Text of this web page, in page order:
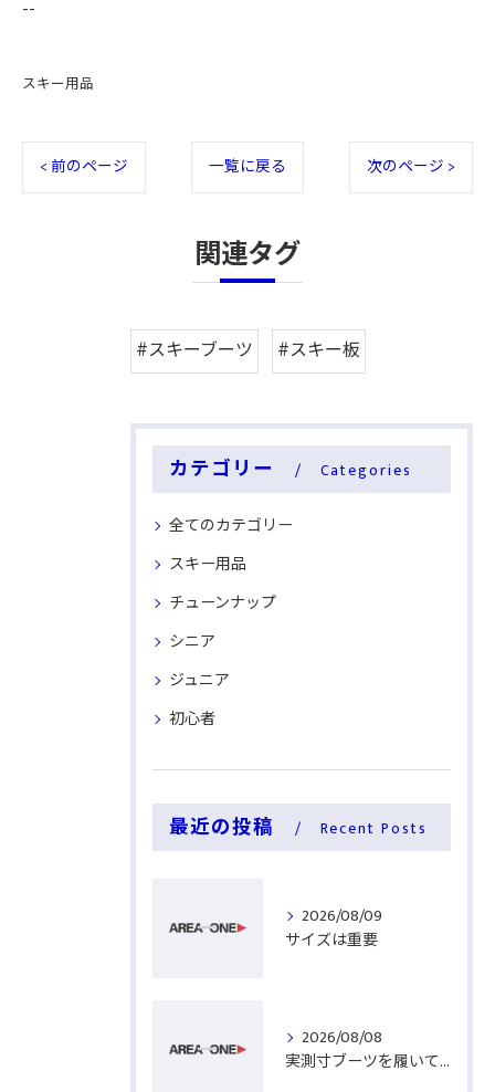
--
スキー用品
< 前のページ 一覧に戻る 次のページ >
関連タグ
#スキーブーツ #スキー板
カテゴリー Categories
全てのカテゴリー
スキー用品
チューンナップ
シニア
ジュニア
初心者
最近の投稿 Recent Posts
2026/08/09
サイズは重要
2026/08/08
実測寸ブーツを履いてみる